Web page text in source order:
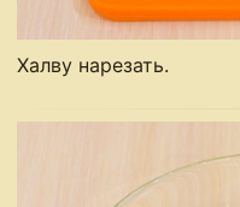
Халву нарезать.